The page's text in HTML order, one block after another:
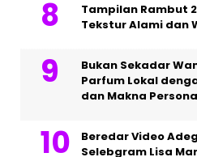
Tampilan Rambut
Tekstur Alami dan
Bukan Sekadar
Parfum Lokal
dan Makna
Beredar Video
Selebgram Lisa